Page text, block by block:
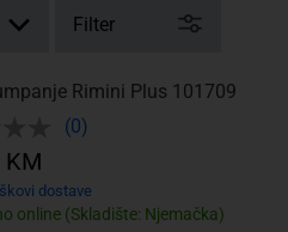
Filter
Rimini Plus 101709
(0)
online (Skladište: Njemačka)
dostave